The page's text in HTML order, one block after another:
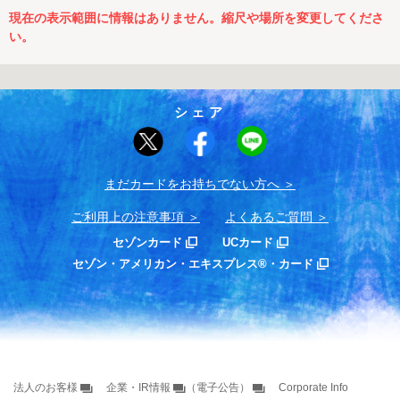
現在の表示範囲に情報はありません。縮尺や場所を変更してくださ
い。
シェア
まだカードをお持ちでない⽅へ
ご利用上の注意事項 よくあるご質問
セゾンカード
UCカード
セゾン・アメリカン・エキスプレス®・カード
法人のお客様 企業・IR情報 （電子公告） Corporate Info